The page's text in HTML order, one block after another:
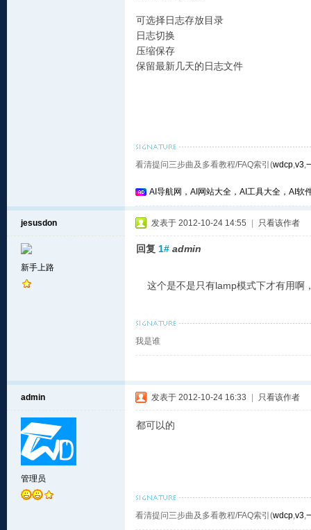
可选择日志存放目录
日志切换
压缩保存
保留最新几天的日志文件
看清提问三步曲及多看教程/FAQ索引(wdcp,v3,
AI导航网，AI网站大全，AI工具大全，AI软
jesusdon
新手上路
发表于 2012-10-24 14:55 只看该作者
回复 1# admin
这个是不是只有lamp模式下才有用啊
我是谁
admin
管理员
发表于 2012-10-24 16:33 只看该作者
都可以的
看清提问三步曲及多看教程/FAQ索引(wdcp,v3,